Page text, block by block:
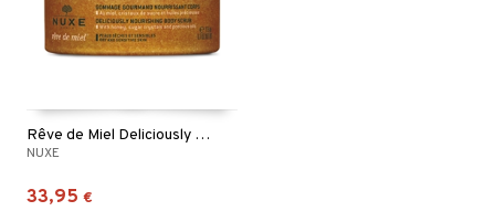
Rêve de Miel Deliciously Nourishing Body Scrub
NUXE
33,95 €